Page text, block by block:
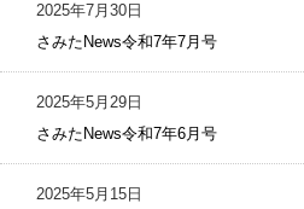
2025年7月30日
さみたNews令和7年7月号
2025年5月29日
さみたNews令和7年6月号
2025年5月15日